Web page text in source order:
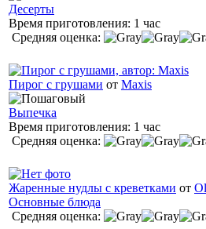
Десерты
Время приготовления: 1 час
Средняя оценка:
Пирог с грушами от Maxis
Выпечка
Время приготовления: 1 час
Средняя оценка:
Жаренные нудлы с креветками от
Основные блюда
Средняя оценка: